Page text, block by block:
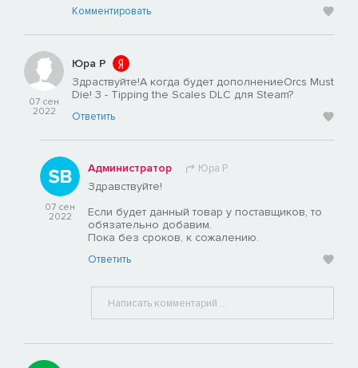
Комментировать
07 сен
2022
Юра Р
Здраствуйте!А когда будет дополнениеOrcs Must
Die! 3 - Tipping the Scales DLC для Steam?
Ответить
07 сен
2022
Администратор Юра Р
Здравствуйте!
Если будет данный товар у поставщиков, то
обязательно добавим.
Пока без сроков, к сожалению.
Ответить